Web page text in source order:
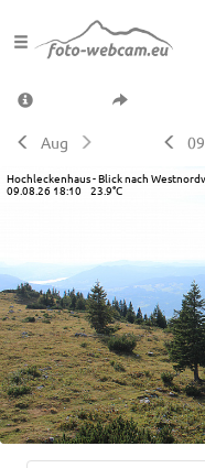
Aug
Hochleckenhaus - Blick nach
09.08.26 18:10 23.9°C
Live